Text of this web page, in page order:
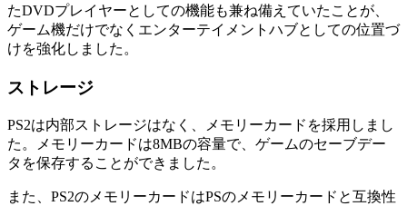
たDVDプレイヤーとしての機能も兼ね備えていたことが、
ゲーム機だけでなくエンターテイメントハブとしての位置づ
けを強化しました。
ストレージ
PS2は内部ストレージはなく、メモリーカードを採用しまし
た。メモリーカードは8MBの容量で、ゲームのセーブデー
タを保存することができました。
また、PS2のメモリーカードはPSのメモリーカードと互換性